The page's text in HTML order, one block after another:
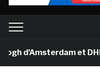
d’Amsterdam et DHL